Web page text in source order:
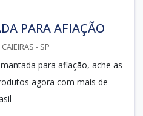
PARA AFIAÇÃO
- SP
para afiação, ache as
agora com mais de